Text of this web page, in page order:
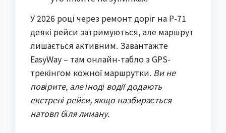
У 2026 році через ремонт доріг на Р-71
деякі рейси затримуються, але маршрут
лишається активним. Завантажте
EasyWay – там онлайн-табло з GPS-
трекінгом кожної маршрутки. Ви не
повірите, але іноді водії додають
екстрені рейси, якщо назбирається
натовп біля лиману.